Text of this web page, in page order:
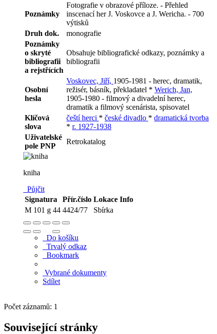
Poznámky
Fotografie v obrazové příloze. - Přehled
inscenací her J. Voskovce a J. Wericha. - 700
výtisků
Druh dok.
monografie
Poznámky
o skryté
bibliografii
a rejstřících
Obsahuje bibliografické odkazy, poznámky a
bibliografii
Osobní
hesla
Voskovec, Jiří, 1905-1981 - herec, dramatik,
režisér, básník, překladatel * Werich, Jan,
1905-1980 - filmový a divadelní herec,
dramatik a filmový scenárista, spisovatel
Klíčová
slova
čeští herci * české divadlo * dramatická tvorba
* r. 1927-1938
Uživatelské
pole PNP
Retrokatalog
kniha
Půjčit
Signatura
Přír.číslo Lokace Info
M 101 g 44 4424/77 Sbírka
Do košíku
Trvalý odkaz
Bookmark
Vybrané dokumenty
Sdílet
Počet záznamů: 1
Související stránky